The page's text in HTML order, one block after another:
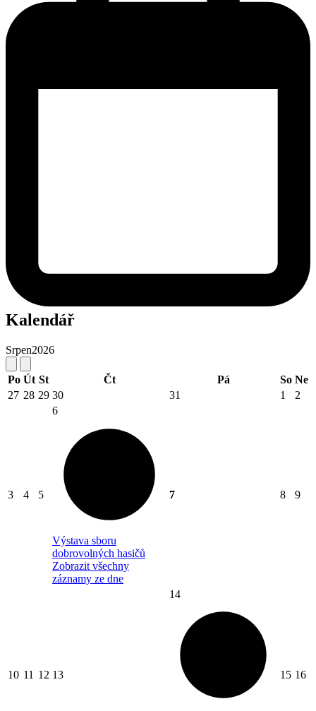
Kalendář
Srpen2026
Po Út St Čt Pá So Ne
27 28 29 30 31 1 2
3 4 5
6
Výstava sboru
dobrovolných hasičů
Zobrazit všechny
záznamy ze dne
7 8 9
10 11 12 13
14
15 16